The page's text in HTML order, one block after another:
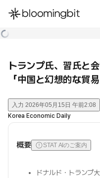
한국어
トランプ氏、習氏と
「中国と幻想的な貿易
入力 2026年05月15日 午前2:08
Korea Economic Daily
概要 STAT AIのご案内
ドナルド・トランプ